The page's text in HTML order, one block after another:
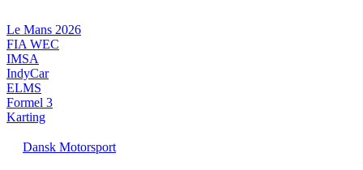
til
indhold
Le Mans 2026
FIA WEC
IMSA
IndyCar
ELMS
Formel 3
Karting
Dansk Motorsport